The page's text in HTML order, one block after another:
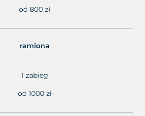
od 800 zł
ramiona
1 zabieg
od 1000 zł